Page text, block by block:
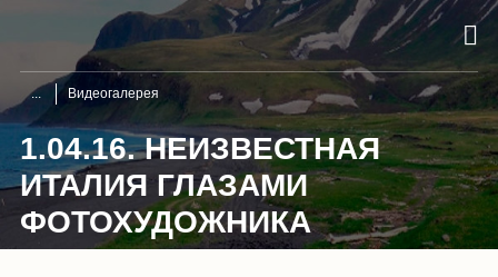
Видеогалерея
1.04.16. НЕИЗВЕСТНАЯ
ИТАЛИЯ ГЛАЗАМИ
ФОТОХУДОЖНИКА